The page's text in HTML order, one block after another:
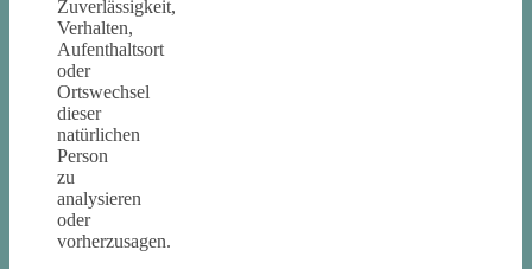
Zuverlässigkeit,
Verhalten,
Aufenthaltsort
oder
Ortswechsel
dieser
natürlichen
Person
zu
analysieren
oder
vorherzusagen.